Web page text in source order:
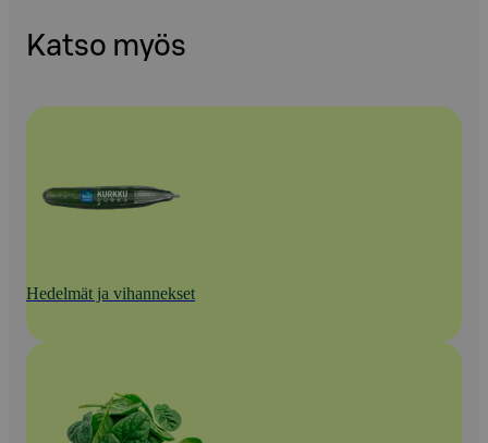
Katso myös
Hedelmät ja vihannekset